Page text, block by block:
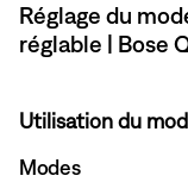
Réglage du
réglable | Bose
Utilisation du
Modes